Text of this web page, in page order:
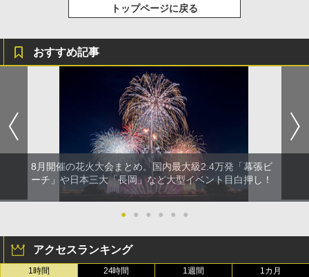
トップページに戻る
おすすめ記事
8月開催の花火大会まとめ。国内最大級2.4万発「幕張ビ
ーチ」や日本三大「長岡」など大型イベント目白押し！
● ● ● ● ● ●
アクセスランキング
1時間 24時間 1週間 1カ月